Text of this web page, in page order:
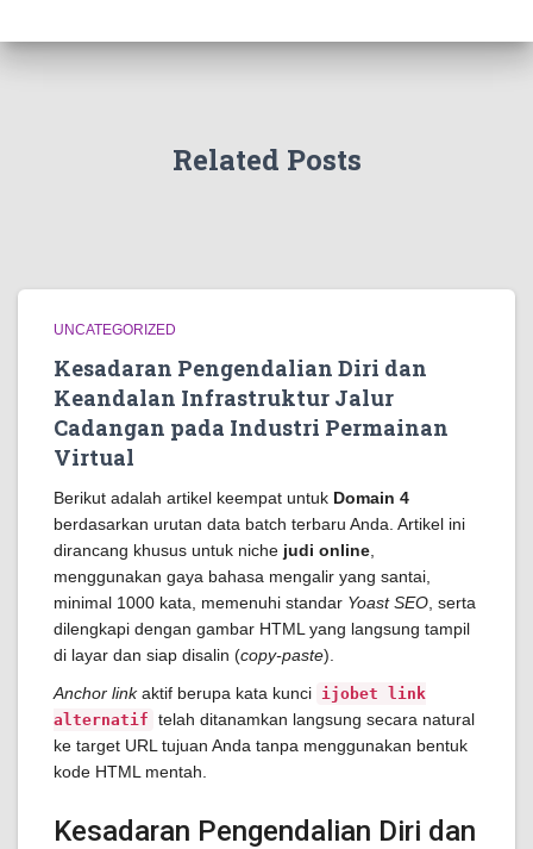
Related Posts
UNCATEGORIZED
Kesadaran Pengendalian Diri dan
Keandalan Infrastruktur Jalur
Cadangan pada Industri Permainan
Virtual
Berikut adalah artikel keempat untuk Domain 4
berdasarkan urutan data batch terbaru Anda. Artikel ini
dirancang khusus untuk niche judi online
menggunakan gaya bahasa mengalir yang santai,
minimal 1000 kata, memenuhi standar Yoast SEO , serta
dilengkapi dengan gambar HTML yang langsung tampil
di layar dan siap disalin (copy-paste).
Anchor linkaktif berupa kata kunci ijobet link
alternatif telah ditanamkan langsung secara natural
ke target URL tujuan Anda tanpa menggunakan bentuk
kode HTML mentah.
Kesadaran Pengendalian Diri dan